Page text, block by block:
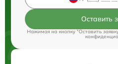
Оставить
Нажимая на кнопку "Оставить